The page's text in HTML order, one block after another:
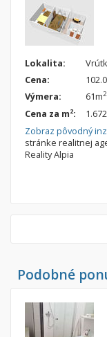
Uložiť
Lokalita:
Cena:
Výmera:
61m2
Cena za m2:
Zobraz pôvodný
stránke realitnej
Reality Alpia
Podobné